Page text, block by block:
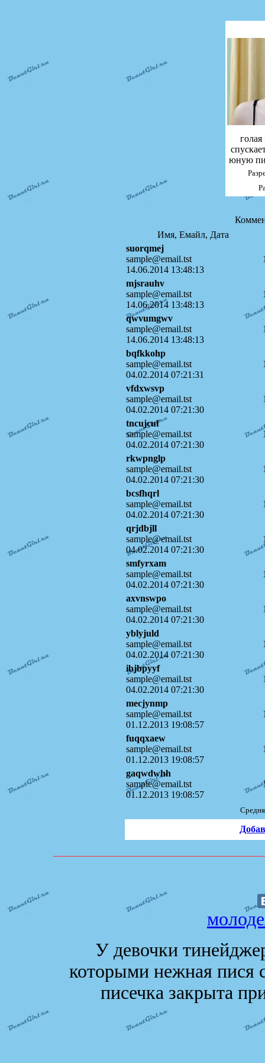
голая
юную
Имя, Емайл, Дата
suorqmej
sample@email.tst
14.06.2014 13:48:13
mjsrauhv
sample@email.tst
14.06.2014 13:48:13
qwvumgwv
sample@email.tst
14.06.2014 13:48:13
bqfkkohp
sample@email.tst
04.02.2014 07:21:31
vfdxwsvp
sample@email.tst
04.02.2014 07:21:30
tncujcuf
sample@email.tst
04.02.2014 07:21:30
rkwpnglp
sample@email.tst
04.02.2014 07:21:30
bcsfhqrl
sample@email.tst
04.02.2014 07:21:30
qrjdbjll
sample@email.tst
04.02.2014 07:21:30
smfyrxam
sample@email.tst
04.02.2014 07:21:30
axvnswpo
sample@email.tst
04.02.2014 07:21:30
yblyjuld
sample@email.tst
04.02.2014 07:21:30
ibjbpyyf
sample@email.tst
04.02.2014 07:21:30
mecjynmp
sample@email.tst
01.12.2013 19:08:57
fuqqxaew
sample@email.tst
01.12.2013 19:08:57
gaqwdwhh
sample@email.tst
01.12.2013 19:08:57
У девочки
которыми нежная пися
писечка закрыта